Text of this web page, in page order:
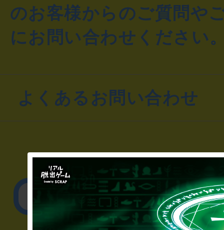
のお客様からのご質問や
にお問い合わせください
よくあるお問い合わせ
▼一般のお客様
公演内容、チケット